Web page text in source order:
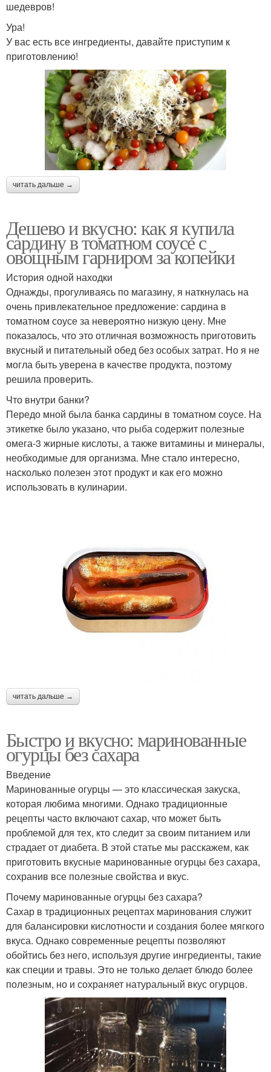
шедевров!
Ура!
У вас есть все ингредиенты, давайте приступим к
приготовлению!
читать дальше →
Дешево и вкусно: как я купила
сардину в томатном соусе с
овощным гарниром за копейки
История одной находки
Однажды, прогуливаясь по магазину, я наткнулась на
очень привлекательное предложение: сардина в
томатном соусе за невероятно низкую цену. Мне
показалось, что это отличная возможность приготовить
вкусный и питательный обед без особых затрат. Но я не
могла быть уверена в качестве продукта, поэтому
решила проверить.
Что внутри банки?
Передо мной была банка сардины в томатном соусе. На
этикетке было указано, что рыба содержит полезные
омега-3 жирные кислоты, а также витамины и минералы,
необходимые для организма. Мне стало интересно,
насколько полезен этот продукт и как его можно
использовать в кулинарии.
читать дальше →
Быстро и вкусно: маринованные
огурцы без сахара
Введение
Маринованные огурцы — это классическая закуска,
которая любима многими. Однако традиционные
рецепты часто включают сахар, что может быть
проблемой для тех, кто следит за своим питанием или
страдает от диабета. В этой статье мы расскажем, как
приготовить вкусные маринованные огурцы без сахара,
сохранив все полезные свойства и вкус.
Почему маринованные огурцы без сахара?
Сахар в традиционных рецептах маринования служит
для балансировки кислотности и создания более мягкого
вкуса. Однако современные рецепты позволяют
обойтись без него, используя другие ингредиенты, такие
как специи и травы. Это не только делает блюдо более
полезным, но и сохраняет натуральный вкус огурцов.